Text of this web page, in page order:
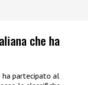
che ha
ha partecipato al